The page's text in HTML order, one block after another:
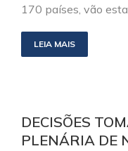
170 países, vão
LEIA MAIS
DECISÕES
PLENÁRIA DE